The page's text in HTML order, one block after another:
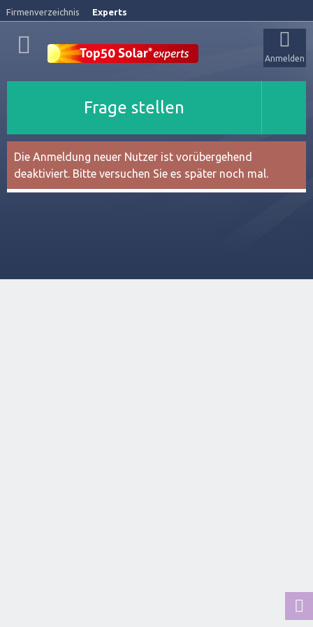
Firmenverzeichnis Experts
Anmelden
Frage stellen
Die Anmeldung neuer Nutzer ist vorübergehend
deaktiviert. Bitte versuchen Sie es später noch mal.